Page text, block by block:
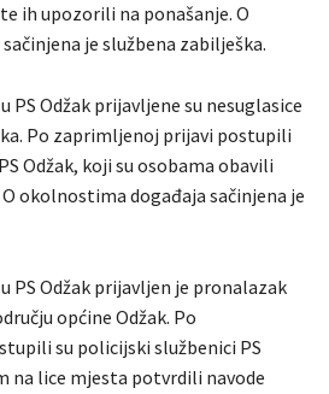
ih upozorili na ponašanje. O
je službena zabilješka.
PS Odžak prijavljene su nesuglasice
Po zaprimljenoj prijavi postupili
Odžak, koji su osobama obavili
okolnostima događaja sačinjena je
PS Odžak prijavljen je pronalazak
općine Odžak. Po
su policijski službenici PS
na lice mjesta potvrdili navode